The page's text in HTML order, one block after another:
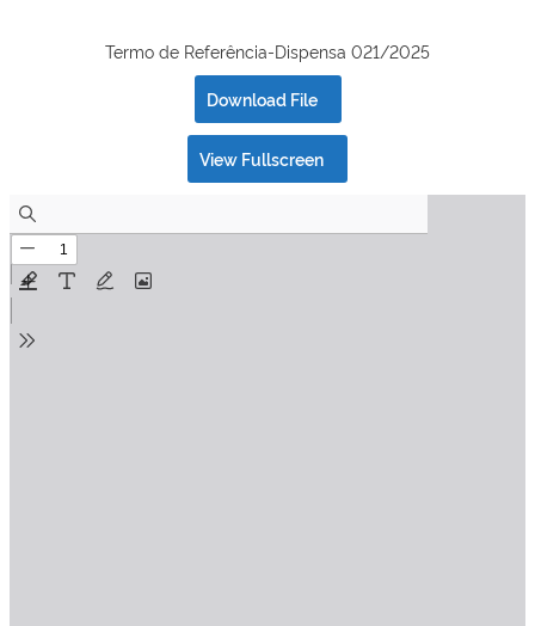
Termo de Referência-Dispensa 021/2025
Download File
View Fullscreen